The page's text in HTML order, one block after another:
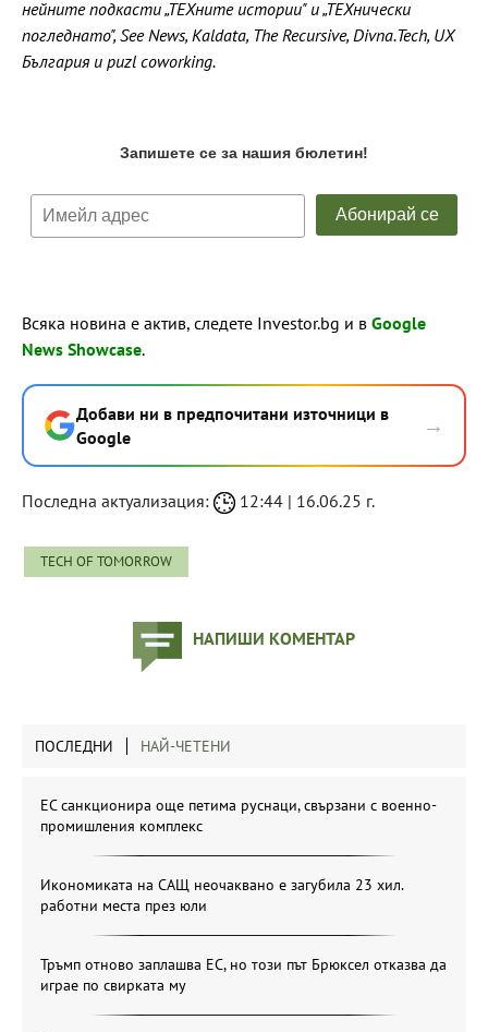
нейните подкасти „ТЕХните истории" и „ТЕХнически
погледнато", See News, Kaldata, The Recursive, Divna.Tech, UX
България и puzl coworking.
Всяка новина е актив, следете Investor.bg и в Google
News Showcase.
Добави ни в предпочитани източници в
Google
→
Последна актуализация: 12:44 | 16.06.25 г.
TECH OF TOMORROW
НАПИШИ КОМЕНТАР
ПОСЛЕДНИ НАЙ-ЧЕТЕНИ
ЕС санкционира още петима руснаци, свързани с военно-
промишления комплекс
Икономиката на САЩ неочаквано е загубила 23 хил.
работни места през юли
Тръмп отново заплашва ЕС, но този път Брюксел отказва да
играе по свирката му